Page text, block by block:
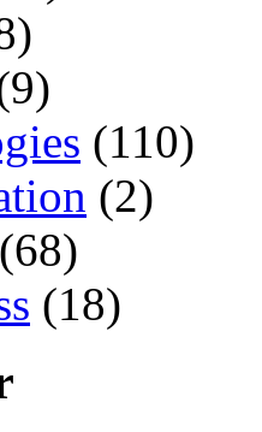
(110)
(2)
(68)
(18)